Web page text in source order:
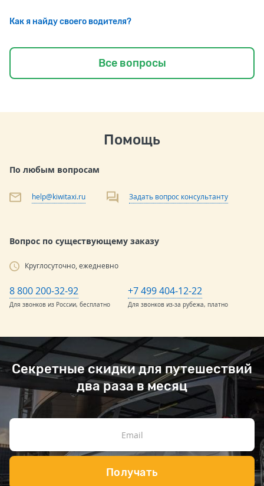
Как я найду своего водителя?
Все вопросы
Помощь
По любым вопросам
help@kiwitaxi.ru Задать вопрос консультанту
Вопрос по существующему заказу
Круглосуточно, ежедневно
8 800 200-32-92
Для звонков из России, бесплатно
+7 499 404-12-22
Для звонков из-за рубежа, платно
Секретные скидки для путешествий
два раза в месяц
Получать